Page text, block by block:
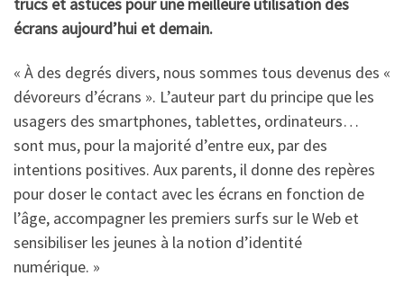
écrans aujourd’hui et demain.
« À des degrés divers, nous sommes tous devenus des «
dévoreurs d’écrans ». L’auteur part du principe que les
usagers des smartphones, tablettes, ordinateurs…
sont mus, pour la majorité d’entre eux, par des
intentions positives. Aux parents, il donne des repères
pour doser le contact avec les écrans en fonction de
l’âge, accompagner les premiers surfs sur le Web et
sensibiliser les jeunes à la notion d’identité
numérique. »